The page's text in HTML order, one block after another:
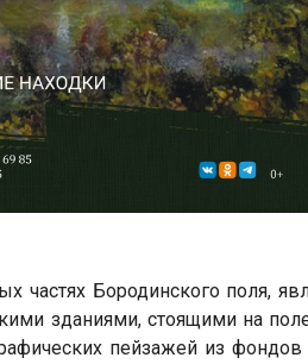
частях Бородинского поля,
зданиями, стоящими на
пейзажей из